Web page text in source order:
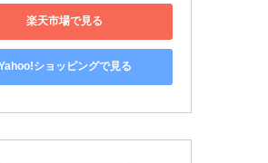
楽天市場で見る
ショッピングで見る